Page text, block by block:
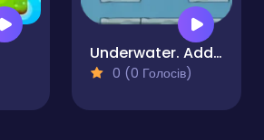
Underwater. Addon
0 (0 Голосів)